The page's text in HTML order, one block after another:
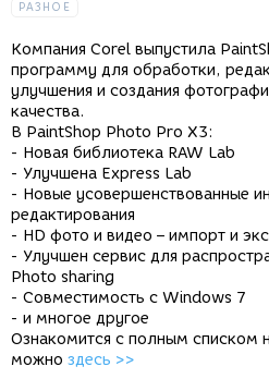
РАЗНОЕ
Компания Corel выпустила
программу для обработки,
улучшения и создания
качества.
В PaintShop Photo Pro X3:
- Новая библиотека RAW Lab
- Улучшена Express Lab
- Новые усовершенствованные
редактирования
- HD фото и видео – импорт и
- Улучшен сервис для
Photo sharing
- Совместимость с Windows 7
- и многое другое
Ознакомится с полным списком
можно здесь >>